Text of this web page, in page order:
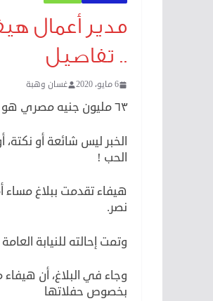
.. تفاصيل
6 مايو، 2020 غسان وهبة
٦٣ مليون جنيه مصري هو الرقم المتهم بسرقته،
الخبر ليس شائعة أو
الحب !
نصر.
وتمت إحالته للنيابة
وجاء في البلاغ، أن
بخصوص حفلاتها